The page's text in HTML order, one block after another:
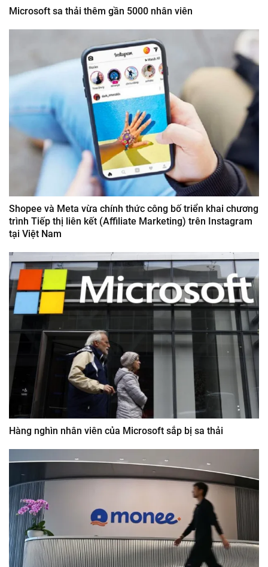
Microsoft sa thải thêm gần 5000 nhân viên
Shopee và Meta vừa chính thức công bố triển khai chương
trình Tiếp thị liên kết (Affiliate Marketing) trên Instagram
tại Việt Nam
Hàng nghìn nhân viên của Microsoft sắp bị sa thải